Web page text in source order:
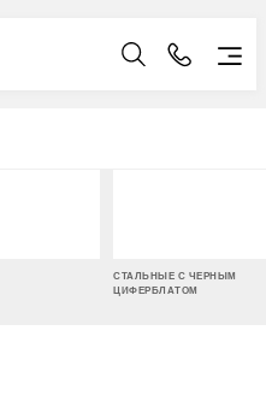
СТАЛЬНЫЕ С ЧЕРНЫМ
ЦИФЕРБЛАТОМ